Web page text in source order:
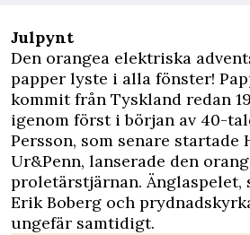
Julpynt
Den orangea elektriska
papper lyste i alla fönster!
kommit från Tyskland redan
igenom först i början av 40-
Persson, som senare startade
Ur&Penn, lanserade den
proletärstjärnan. Änglaspelet,
Erik Boberg och
ungefär samtidigt.